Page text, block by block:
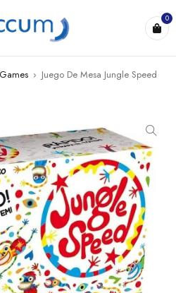
0
› Juego De Mesa Jungle Speed